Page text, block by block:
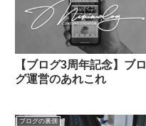
【ブログ3周年記念】ブロ
グ運営のあれこれ
ブログの裏側